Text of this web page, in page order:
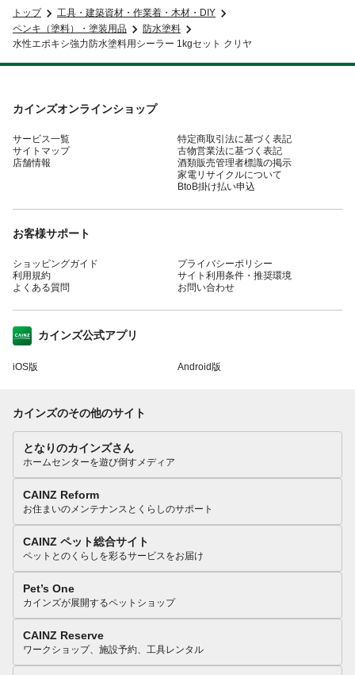
トップ
工具・建築資材・作業着・木材・DIY
ペンキ（塗料）・塗装用品
防水塗料
水性エポキシ強力防水塗料用シーラー 1kgセット クリヤ
カインズオンラインショップ
サービス一覧
サイトマップ
店舗情報
特定商取引法に基づく表記
古物営業法に基づく表記
酒類販売管理者標識の掲示
家電リサイクルについて
BtoB掛け払い申込
お客様サポート
ショッピングガイド
利用規約
よくある質問
プライバシーポリシー
サイト利用条件・推奨環境
お問い合わせ
カインズ公式アプリ
iOS版 Android版
カインズのその他のサイト
となりのカインズさん
ホームセンターを遊び倒すメディア
CAINZ Reform
お住まいのメンテナンスとくらしのサポート
CAINZ ペット総合サイト
ペットとのくらしを彩るサービスをお届け
Pet’s One
カインズが展開するペットショップ
CAINZ Reserve
ワークショップ、施設予約、工具レンタル